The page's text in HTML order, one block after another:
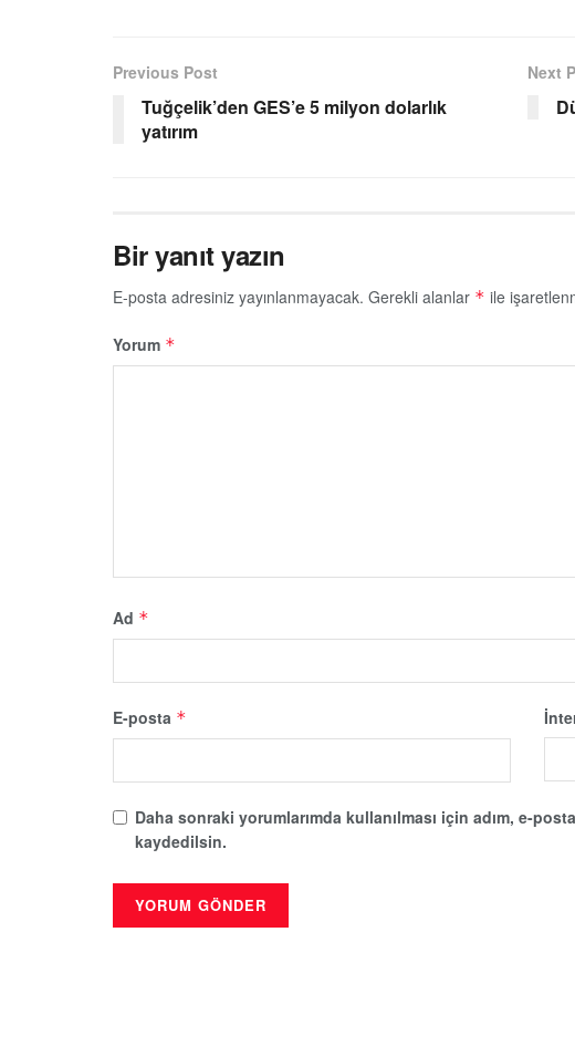
Previous Post
Tuğçelik’den GES’e 5 milyon dolarlık
yatırım
Next
Bir yanıt yazın
E-posta adresiniz yayınlanmayacak. Gerekli alanlar * ile
Yorum *
Ad *
E-posta *
Daha sonraki yorumlarımda kullanılması için adım, e-
kaydedilsin.